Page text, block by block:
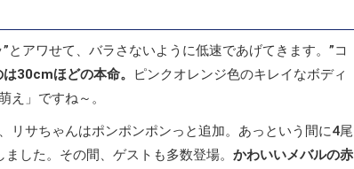
とアワせて、バラさないように低速であげてきます。”コ
30cmほどの本命。
ピンクオレンジ色のキレイなボディ
え」ですね～。
リサちゃんはポンポンポンっと追加。あっという間に4尾
した。その間、ゲストも多数登場。 かわいいメバルの赤